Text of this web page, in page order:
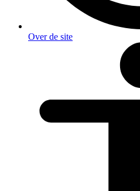
Over de site